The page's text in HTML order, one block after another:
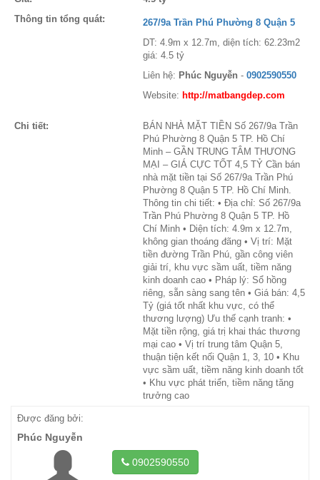
Thông tin tổng quát:
267/9a Trần Phú Phường 8 Quận 5
DT: 4.9m x 12.7m, diện tích: 62.23m2
giá: 4.5 tỷ
Liên hệ: Phúc Nguyễn - 0902590550
Website: http://matbangdep.com
Chi tiết:
BÁN NHÀ MẶT TIỀN Số 267/9a Trần
Phú Phường 8 Quận 5 TP. Hồ Chí
Minh – GẦN TRUNG TÂM THƯƠNG
MẠI – GIÁ CỰC TỐT 4,5 TỶ Cần bán
nhà mặt tiền tại Số 267/9a Trần Phú
Phường 8 Quận 5 TP. Hồ Chí Minh.
Thông tin chi tiết: • Địa chỉ: Số 267/9a
Trần Phú Phường 8 Quận 5 TP. Hồ
Chí Minh • Diện tích: 4.9m x 12.7m,
không gian thoáng đãng • Vị trí: Mặt
tiền đường Trần Phú, gần công viên
giải trí, khu vực sầm uất, tiềm năng
kinh doanh cao • Pháp lý: Sổ hồng
riêng, sẵn sàng sang tên • Giá bán: 4,5
Tỷ (giá tốt nhất khu vực, có thể
thương lượng) Ưu thế cạnh tranh: •
Mặt tiền rộng, giá trị khai thác thương
mại cao • Vị trí trung tâm Quận 5,
thuận tiện kết nối Quận 1, 3, 10 • Khu
vực sầm uất, tiềm năng kinh doanh tốt
• Khu vực phát triển, tiềm năng tăng
trưởng cao
Được đăng bởi:
Phúc Nguyễn
0902590550